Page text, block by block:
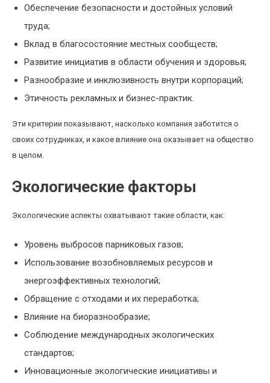
Обеспечение безопасности и достойных условий
труда;
Вклад в благосостояние местных сообществ;
Развитие инициатив в области обучения и здоровья;
Разнообразие и инклюзивность внутри корпораций;
Этичность рекламных и бизнес-практик.
Эти критерии показывают, насколько компания заботится о
своих сотрудниках, и какое влияние она оказывает на общество
в целом.
Экологические факторы
Экологические аспекты охватывают такие области, как:
Уровень выбросов парниковых газов;
Использование возобновляемых ресурсов и
энергоэффективных технологий;
Обращение с отходами и их переработка;
Влияние на биоразнообразие;
Соблюдение международных экологических
стандартов;
Инновационные экологические инициативы и